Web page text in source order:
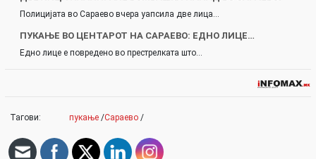
Полицијата во Сараево вчера уапсила две лица…
ПУКАЊЕ ВО ЦЕНТАРОТ НА САРАЕВО: ЕДНО ЛИЦЕ…
Едно лице е повредено во престрелката што…
Тагови: пукање /Сараево /